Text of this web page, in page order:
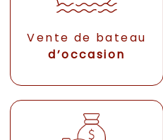
Vente de bateau
d’occasion